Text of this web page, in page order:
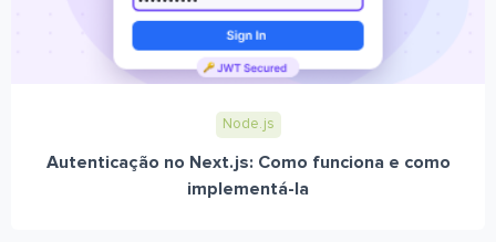
Node.js
Autenticação no Next.js: Como funciona e como
implementá-la